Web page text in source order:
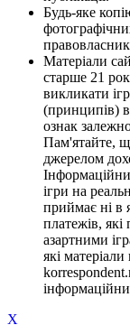
Будь-яке
Матеріали
старше 21
викликати
(принципів)
ознак
Пам'ятайте,
джерелом
ігри на
приймає ні в
платежів, які
азартними
які
X